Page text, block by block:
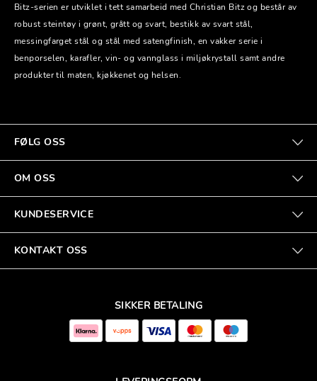
Bitz-serien er utviklet i tett samarbeid med Christian Bitz og består av
robust steintøy i grønt, grått og svart, bestikk av svart stål,
messingfarget stål og stål med satengfinish, en vakker serie i
benporselen, karafler, vin- og vannglass i miljøkrystall samt andre
produkter til maten, kjøkkenet og helsen.
FØLG OSS
OM OSS
KUNDESERVICE
KONTAKT OSS
SIKKER BETALING